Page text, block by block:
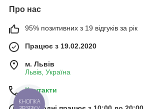
Про нас
95% позитивних з 19 відгуків за рік
Працює з 19.02.2020
м. Львів
Львів, Україна
Контакти
КНОПКА